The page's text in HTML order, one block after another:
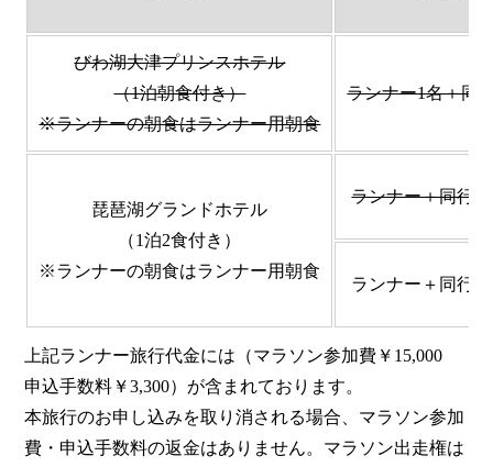
びわ湖大津プリンスホテル
（1泊朝食付き）
※ランナーの朝食はランナー用朝食
ランナー1名＋同
琵琶湖グランドホテル
（1泊2食付き）
※ランナーの朝食はランナー用朝食
ランナー＋同行
ランナー＋同行
上記ランナー旅行代金には（マラソン参加費￥15,000
申込手数料￥3,300）が含まれております。
本旅行のお申し込みを取り消される場合、マラソン参加
費・申込手数料の返金はありません。マラソン出走権は